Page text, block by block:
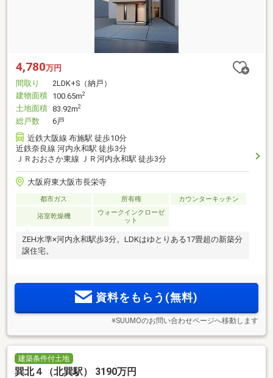
4,780万円
間取り
2LDK+S（納戸）
建物面積 100.65m2
土地面積 83.92m2
総戸数
6戸
近鉄大阪線 布施駅 徒歩10分
近鉄奈良線 河内永和駅 徒歩3分
ＪＲおおさか東線 ＪＲ河内永和駅 徒歩3分
大阪府東大阪市長栄寺
都市ガス 所有権 カウンターキッチン
浴室乾燥機
ウォークインクローゼ
ット
ZEH水準×河内永和駅歩3分。LDKはゆとりある17畳超の新築分
譲住宅。
資料をもらう(無料)
※SUUMOのお問い合わせページへ移動します
建築条件付土地
巽北４（北巽駅） 3190万円